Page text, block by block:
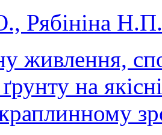
Рябініна Н.П.
живлення,
на